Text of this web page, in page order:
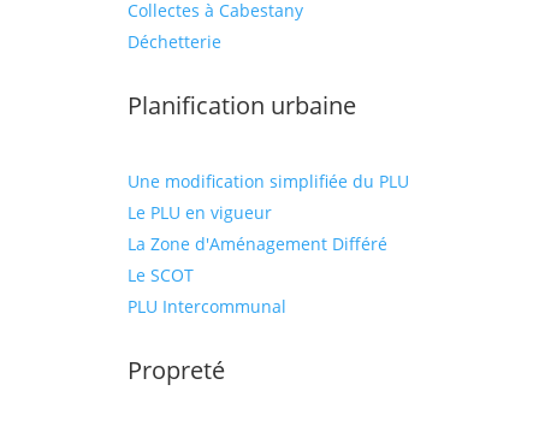
Collectes à Cabestany
Déchetterie
Planification urbaine
Une modification simplifiée du PLU
Le PLU en vigueur
La Zone d'Aménagement Différé
Le SCOT
PLU Intercommunal
Propreté